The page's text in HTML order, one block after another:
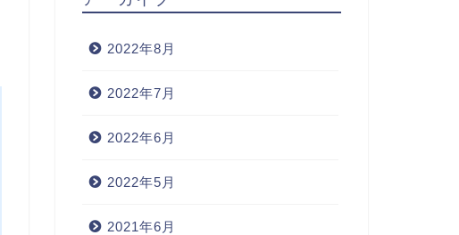
2022年8月
2022年7月
2022年6月
2022年5月
2021年6月